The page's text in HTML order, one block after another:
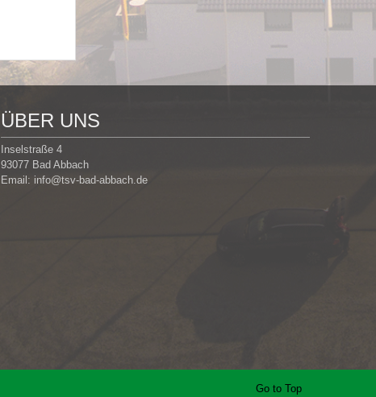
ÜBER UNS
Inselstraße 4
93077 Bad Abbach
Email: info@tsv-bad-abbach.de
Go to Top